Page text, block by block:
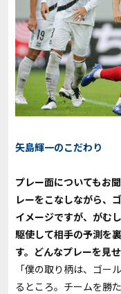
矢島輝一のこだわり
――プレー面についても
レーをこなしながら、
イメージですが、がむ
駆使して相手の予測を
す。どんなプレーを見
「僕の取り柄は、ゴー
るところ。チームを勝